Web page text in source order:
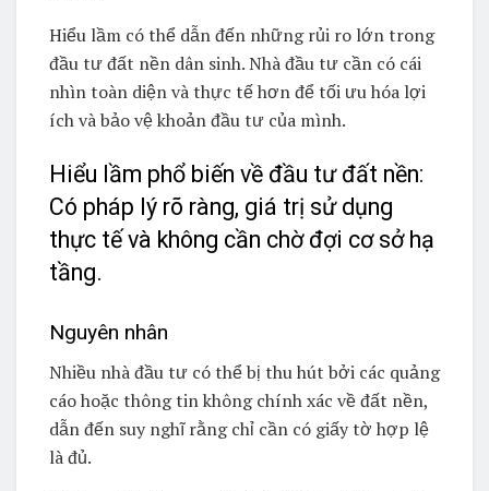
Hiểu lầm có thể dẫn đến những rủi ro lớn trong
đầu tư đất nền dân sinh. Nhà đầu tư cần có cái
nhìn toàn diện và thực tế hơn để tối ưu hóa lợi
ích và bảo vệ khoản đầu tư của mình.
Hiểu lầm phổ biến về đầu tư đất nền:
Có pháp lý rõ ràng, giá trị sử dụng
thực tế và không cần chờ đợi cơ sở hạ
tầng.
Nguyên nhân
Nhiều nhà đầu tư có thể bị thu hút bởi các quảng
cáo hoặc thông tin không chính xác về đất nền,
dẫn đến suy nghĩ rằng chỉ cần có giấy tờ hợp lệ
là đủ.